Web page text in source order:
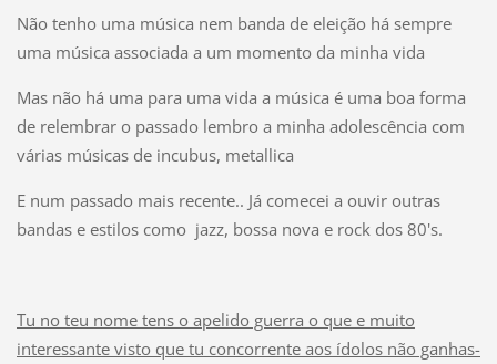
Não tenho uma música nem banda de eleição há sempre
uma música associada a um momento da minha vida
Mas não há uma para uma vida a música é uma boa forma
de relembrar o passado lembro a minha adolescência com
várias músicas de incubus, metallica
E num passado mais recente.. Já comecei a ouvir outras
bandas e estilos como jazz, bossa nova e rock dos 80's.
Tu no teu nome tens o apelido guerra o que e muito
interessante visto que tu concorrente aos ídolos não ganhas-